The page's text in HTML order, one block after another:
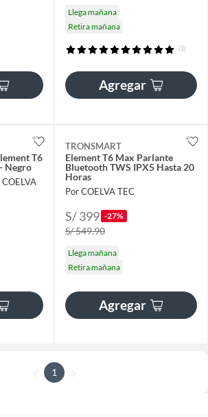
Llega mañana
Retira mañana
(2)
Agregar
T6
Negro
TRONSMART
Element T6 Max Parlante
Bluetooth TWS IPX5 Hasta 20
Horas
Por COELVA TEC
S/ 399 -27%
S/ 549.90
Llega mañana
Retira mañana
Agregar
1